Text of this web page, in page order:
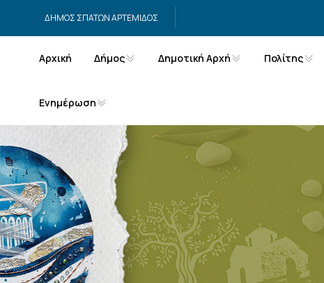
ΔΗΜΟΣ ΣΠΑΤΩΝ ΑΡΤΕΜΙΔΟΣ
Αρχική Δήμος Δημοτική Αρχή Πολίτης
Ενημέρωση